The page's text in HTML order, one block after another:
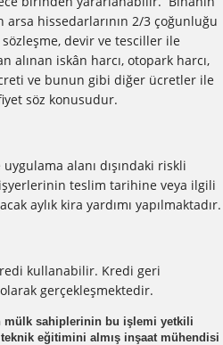
arsa hissedarlarının 2/3 çoğunluğu
devir ve tesciller ile
alınan iskân harcı, otopark harcı,
ve bunun gibi diğer ücretler ile
söz konusudur.
alanı dışındaki riskli
teslim tarihine veya ilgili
aylık kira yardımı yapılmaktadır.
kullanabilir. Kredi geri
gerçekleşmektedir.
mülk sahiplerinin bu işlemi yetkili
eğitimini almış inşaat mühendisi